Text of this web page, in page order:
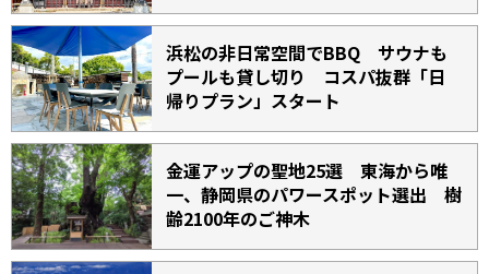
浜松の非日常空間でBBQ サウナも
プールも貸し切り コスパ抜群「日
帰りプラン」スタート
金運アップの聖地25選 東海から唯
一、静岡県のパワースポット選出 樹
齢2100年のご神木